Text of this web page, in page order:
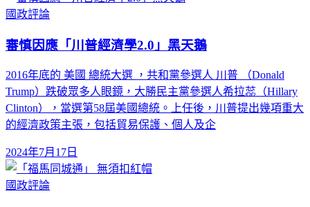
國政評論
審慎因應「川普經濟學2.0」黑天鵝
2016年底的 美國 總統大選 ，共和黨參選人 川普 （Donald
Trump）跌破眾多人眼鏡，大勝民主黨參選人希拉蕊（Hillary
Clinton），當選第58屆美國總統。上任後，川普提出幾項重大
的經濟政策主張，包括貿易保護、個人及企
2024年7月17日
國政評論